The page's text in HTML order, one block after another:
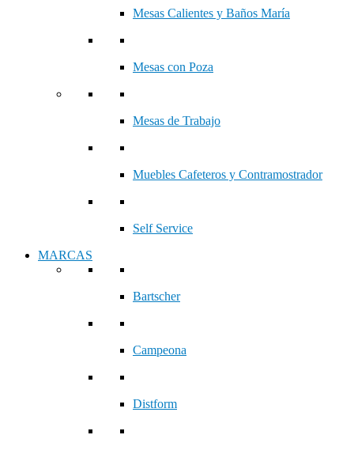
Mesas Calientes y Baños María
Mesas con Poza
Mesas de Trabajo
Muebles Cafeteros y Contramostrador
Self Service
MARCAS
Bartscher
Campeona
Distform